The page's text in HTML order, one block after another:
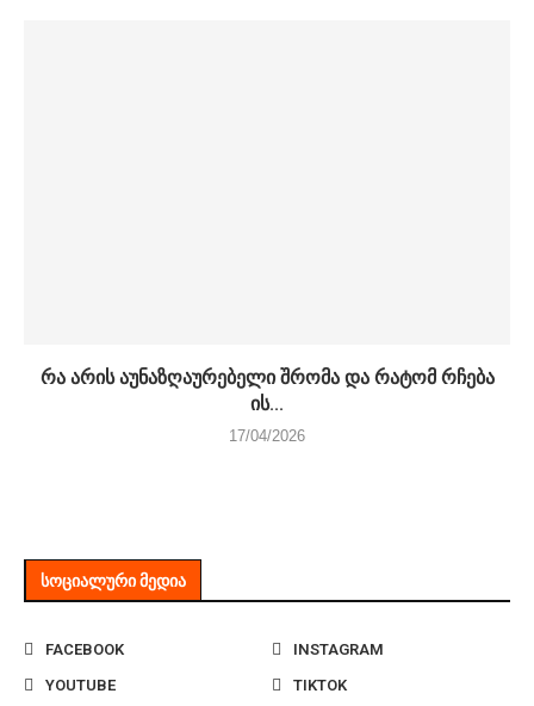
რა არის აუნაზღაურებელი შრომა და რატომ რჩება
ის...
17/04/2026
ᲡᲝᲪᲘᲐᲚᲣᲠᲘ ᲛᲔᲓᲘᲐ
FACEBOOK
INSTAGRAM
YOUTUBE
TIKTOK